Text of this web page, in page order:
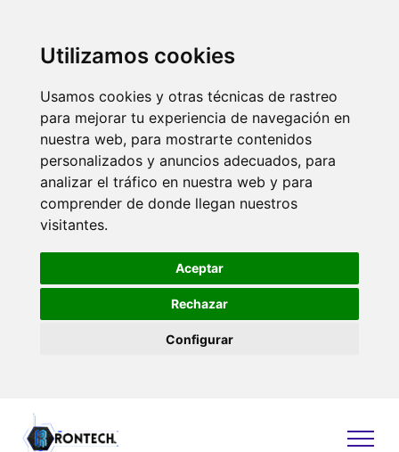
Utilizamos cookies
Usamos cookies y otras técnicas de rastreo
para mejorar tu experiencia de navegación en
nuestra web, para mostrarte contenidos
personalizados y anuncios adecuados, para
analizar el tráfico en nuestra web y para
comprender de donde llegan nuestros
visitantes.
Aceptar
Rechazar
Configurar